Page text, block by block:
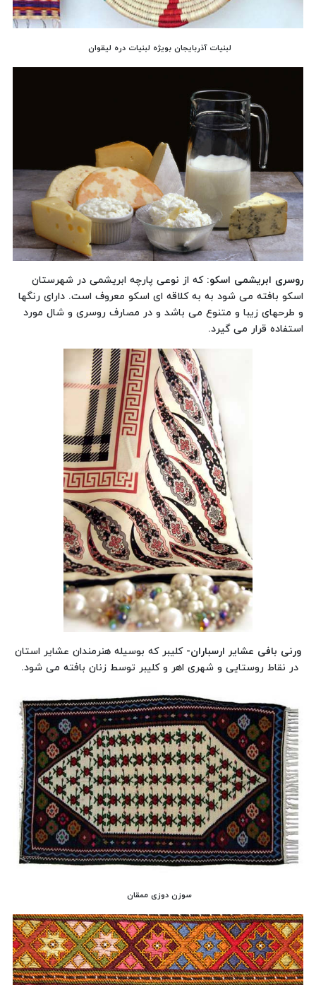
لبنیات آذربایجان بویژه لبنیات دره لیقوان
روسری ابریشمی اسکو: که از نوعی پارچه ابریشمی در شهرستان
اسکو بافته می شود به به کلاقه ای اسکو معروف است. دارای رنگها
و طرحهای زیبا و متنوع می باشد و در مصارف روسری و شال مورد
استفاده قرار می گیرد.
ورنی بافی عشایر ارسباران- کلیبر که بوسیله هنرمندان عشایر استان
در نقاط روستایی و شهری اهر و کلیبر توسط زنان بافته می شود.
سوزن دوزی ممقان